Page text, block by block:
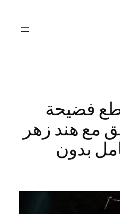
فضيحة
مع هند زهر
+18 كامل بدون